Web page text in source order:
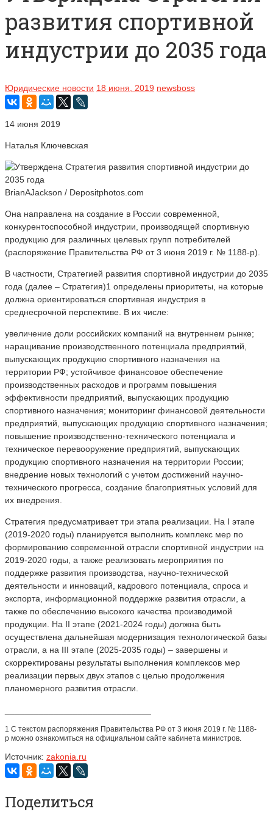
развития спортивной
индустрии до 2035 года
Юридические новости 18 июня, 2019 newsboss
14 июня 2019
Наталья Ключевская
BrianAJackson / Depositphotos.com
Она направлена на создание в России современной,
конкурентоспособной индустрии, производящей спортивную
продукцию для различных целевых групп потребителей
(распоряжение Правительства РФ от 3 июня 2019 г. № 1188-р).
В частности, Стратегией развития спортивной индустрии до 2035
года (далее – Стратегия)1 определены приоритеты, на которые
должна ориентироваться спортивная индустрия в
среднесрочной перспективе. В их числе:
увеличение доли российских компаний на внутреннем рынке;
наращивание производственного потенциала предприятий,
выпускающих продукцию спортивного назначения на
территории РФ; устойчивое финансовое обеспечение
производственных расходов и программ повышения
эффективности предприятий, выпускающих продукцию
спортивного назначения; мониторинг финансовой деятельности
предприятий, выпускающих продукцию спортивного назначения;
повышение производственно-технического потенциала и
техническое перевооружение предприятий, выпускающих
продукцию спортивного назначения на территории России;
внедрение новых технологий с учетом достижений научно-
технического прогресса, создание благоприятных условий для
их внедрения.
Стратегия предусматривает три этапа реализации. На I этапе
(2019-2020 годы) планируется выполнить комплекс мер по
формированию современной отрасли спортивной индустрии на
2019-2020 годы, а также реализовать мероприятия по
поддержке развития производства, научно-технической
деятельности и инноваций, кадрового потенциала, спроса и
экспорта, информационной поддержке развития отрасли, а
также по обеспечению высокого качества производимой
продукции. На II этапе (2021-2024 годы) должна быть
осуществлена дальнейшая модернизация технологической базы
отрасли, а на III этапе (2025-2035 годы) – завершены и
скорректированы результаты выполнения комплексов мер
реализации первых двух этапов с целью продолжения
планомерного развития отрасли.
1 С текстом распоряжения Правительства РФ от 3 июня 2019 г. № 1188-
р можно ознакомиться на официальном сайте кабинета министров.
Источник: zakonia.ru
Поделиться